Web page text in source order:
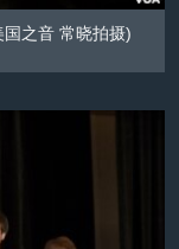
之音 常晓拍摄)